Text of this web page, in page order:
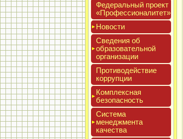
Феде­раль­ный про­ект
«Про­фес­си­она­литет»
Новос­ти
Све­дения об
об­ра­зова­тель­ной
ор­га­низа­ции
Про­тиво­дей­ствие
кор­рупции
Ком­плексная
бе­зопас­ность
Сис­те­ма
ме­нед­жмен­та
ка­чес­тва